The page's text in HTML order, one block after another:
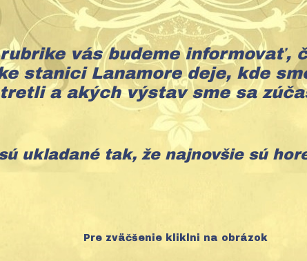
vás budeme informovať,
stanici Lanamore deje, kde
a akých výstav sme sa
ukladané tak, že najnovšie sú
Pre zväčšenie kliklni na obrázok